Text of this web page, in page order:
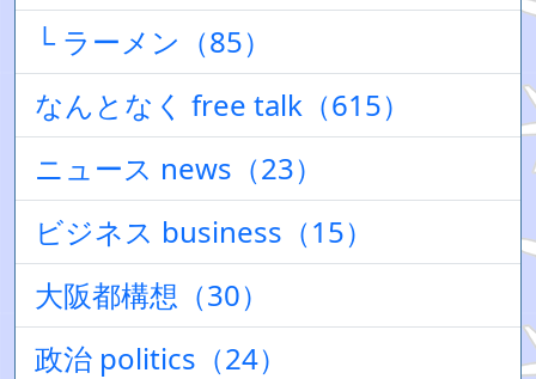
└ ラーメン（85）
なんとなく free talk（615）
ニュース news（23）
ビジネス business（15）
大阪都構想（30）
政治 politics（24）